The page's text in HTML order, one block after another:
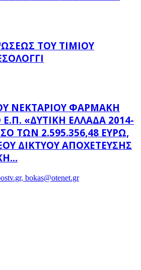
ΤΟΥ ΤΙΜΊΟΥ
ΝΕΚΤΆΡΙΟΥ ΦΑΡΜΆΚΗ
«ΔΥΤΙΚΉ ΕΛΛΆΔΑ 2014-
ΤΩΝ 2.595.356,48 ΕΥΡΏ,
ΔΙΚΤΎΟΥ ΑΠΟΧΈΤΕΥΣΗΣ
bokas@otenet.gr